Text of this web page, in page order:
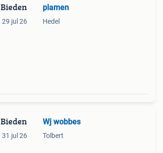
Bieden
29 jul 26
plamen
Hedel
Bieden
31 jul 26
Wj wobbes
Tolbert